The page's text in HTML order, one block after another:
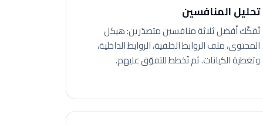
تحليل المنافسين
نُفكّك أفضل ثلاثة منافسين متصدّرين: هيكل
المحتوى، ملف الروابط الخلفية، الروابط الداخلية،
وتغطية الكيانات. ثم نُخطط للتفوّق عليهم.